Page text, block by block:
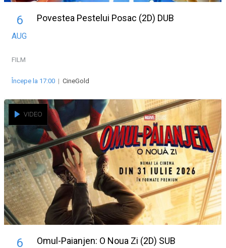
6
AUG
Povestea Pestelui Posac (2D) DUB
FILM
Începe la 17:00 | CineGold
VIDEO
6 Omul-Paianjen: O Noua Zi (2D) SUB